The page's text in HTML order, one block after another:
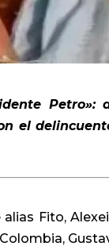
Petro»:
el
Fito,